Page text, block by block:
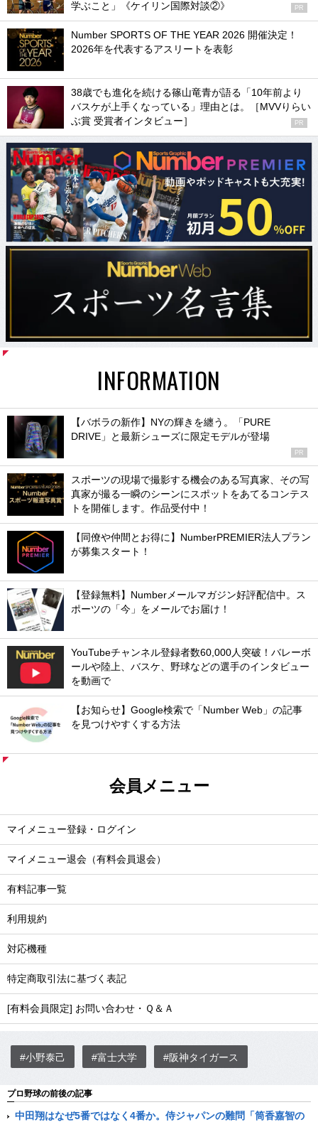
学ぶこと」《ケイリン国際対談②》
PR
Number SPORTS OF THE YEAR 2026 開催決定！
2026年を代表するアスリートを表彰
38歳でも進化を続ける篠山竜青が語る「10年前より
バスケが上手くなっている」理由とは。［MVVりらい
ぶ賞 受賞者インタビュー］
PR
INFORMATION
【バボラの新作】NYの輝きを纏う。「PURE
DRIVE」と最新シューズに限定モデルが登場
PR
スポーツの現場で撮影する機会のある写真家、その写
真家が撮る一瞬のシーンにスポットをあてるコンテス
トを開催します。作品受付中！
【同僚や仲間とお得に】NumberPREMIER法人プラン
が募集スタート！
【登録無料】Numberメールマガジン好評配信中。ス
ポーツの「今」をメールでお届け！
YouTubeチャンネル登録者数60,000人突破！バレーボ
ールや陸上、バスケ、野球などの選手のインタビュー
を動画で
【お知らせ】Google検索で「Number Web」の記事
を見つけやすくする方法
会員メニュー
マイメニュー登録・ログイン
マイメニュー退会（有料会員退会）
有料記事一覧
利用規約
対応機種
特定商取引法に基づく表記
[有料会員限定] お問い合わせ・Ｑ＆Ａ
#小野泰己 #富士大学 #阪神タイガース
プロ野球の前後の記事
中田翔はなぜ5番ではなく4番か。侍ジャパンの難問「筒香嘉智の